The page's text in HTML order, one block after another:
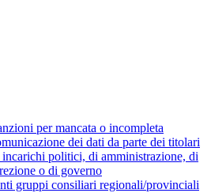
per mancata o incompleta
dei dati da parte dei titolari
politici, di amministrazione, di
o di governo
gruppi consiliari regionali/provinciali